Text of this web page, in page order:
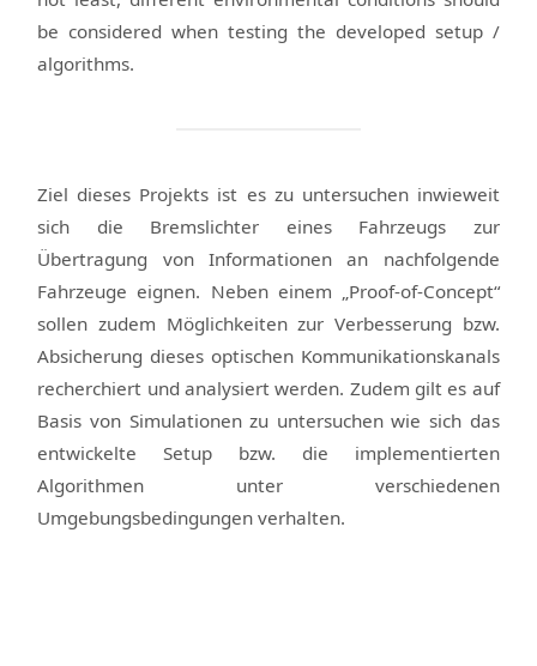
be considered when testing the developed setup /
algorithms.
Ziel dieses Projekts ist es zu untersuchen inwieweit
sich die Bremslichter eines Fahrzeugs zur
Übertragung von Informationen an nachfolgende
Fahrzeuge eignen. Neben einem „Proof-of-Concept“
sollen zudem Möglichkeiten zur Verbesserung bzw.
Absicherung dieses optischen Kommunikationskanals
recherchiert und analysiert werden. Zudem gilt es auf
Basis von Simulationen zu untersuchen wie sich das
entwickelte Setup bzw. die implementierten
Algorithmen unter verschiedenen
Umgebungsbedingungen verhalten.